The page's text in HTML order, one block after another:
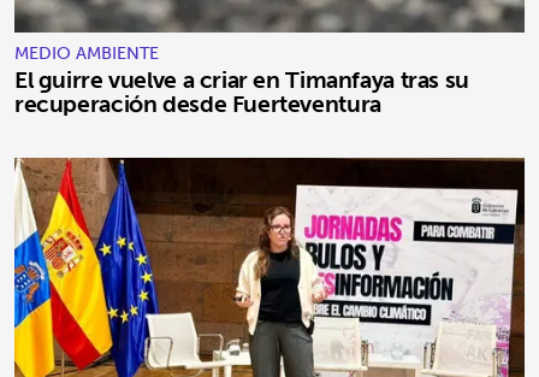
MEDIO AMBIENTE
El guirre vuelve a criar en Timanfaya tras su
recuperación desde Fuerteventura